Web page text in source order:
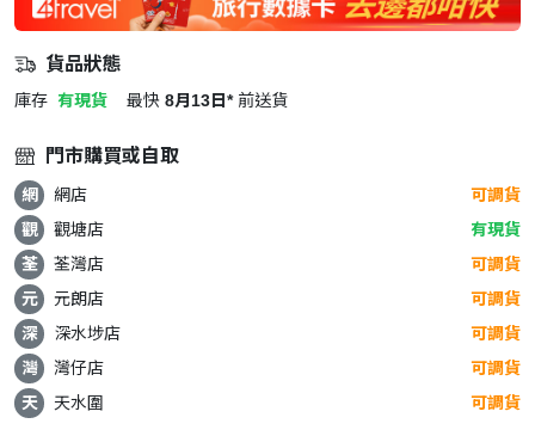
貨品狀態
庫存 有現貨 最快 8月13日* 前送貨
門市購買或自取
網 網店
可調貨
觀
觀塘店
有現貨
荃
荃灣店
可調貨
元
元朗店
可調貨
深
深水埗店
可調貨
灣
灣仔店
可調貨
天
天水圍 可調貨